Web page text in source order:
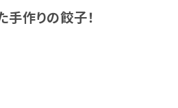
作りの餃子！